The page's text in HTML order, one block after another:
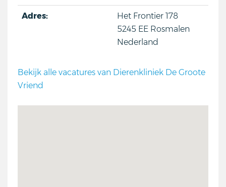
Adres:
Het Frontier 178
5245 EE Rosmalen
Nederland
Bekijk alle vacatures van Dierenkliniek De Groote
Vriend